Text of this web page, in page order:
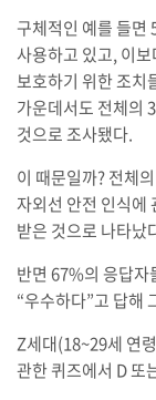
구체적인 예를 들면
사용하고 있고, 이
보호하기 위한 조치
가운데서도 전체의
것으로 조사됐다.
이 때문일까? 전체
자외선 안전 인식에
받은 것으로 나타났
반면 67%의 응답자
“우수하다”고 답해
Z세대(18~29세 연
관한 퀴즈에서 D 또